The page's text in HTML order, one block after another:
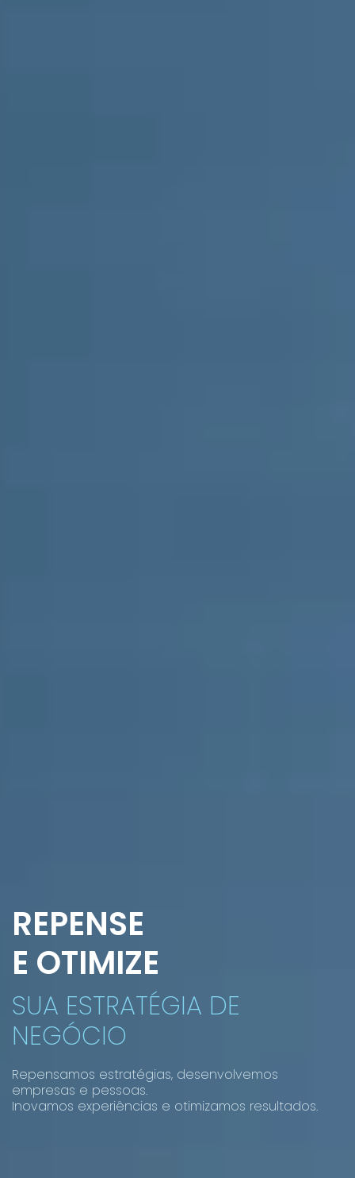
REPENSE
E OTIMIZE
SUA ESTRATÉGIA DE
NEGÓCIO
Repensamos estratégias, desenvolvemos
empresas e pessoas.
Inovamos experiências e otimizamos resultados.